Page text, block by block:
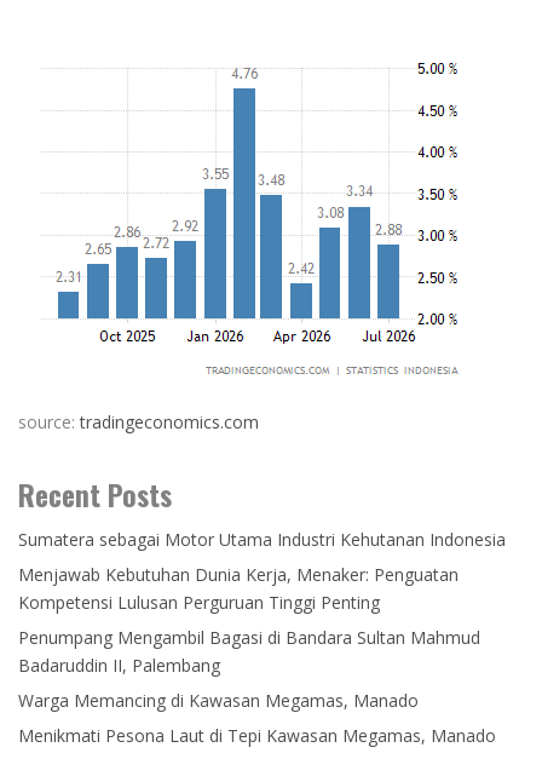
source:tradingeconomics.com
Recent Posts
Sumatera sebagai Motor Utama Industri Kehutanan Indonesia
Menjawab Kebutuhan Dunia Kerja, Menaker: Penguatan
Kompetensi Lulusan Perguruan Tinggi Penting
Penumpang Mengambil Bagasi di Bandara Sultan Mahmud
Badaruddin II, Palembang
Warga Memancing di Kawasan Megamas, Manado
Menikmati Pesona Laut di Tepi Kawasan Megamas, Manado